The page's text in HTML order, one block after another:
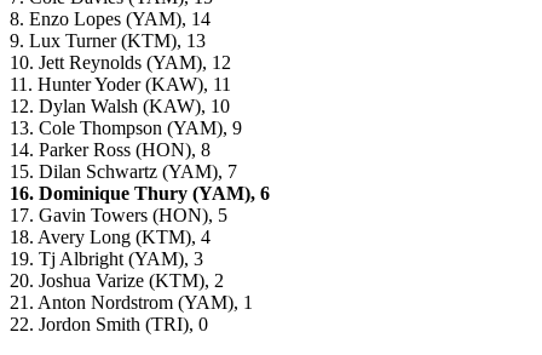
8. Enzo Lopes (YAM), 14
9. Lux Turner (KTM), 13
10. Jett Reynolds (YAM), 12
11. Hunter Yoder (KAW), 11
12. Dylan Walsh (KAW), 10
13. Cole Thompson (YAM), 9
14. Parker Ross (HON), 8
15. Dilan Schwartz (YAM), 7
16. Dominique Thury (YAM), 6
17. Gavin Towers (HON), 5
18. Avery Long (KTM), 4
19. Tj Albright (YAM), 3
20. Joshua Varize (KTM), 2
21. Anton Nordstrom (YAM), 1
22. Jordon Smith (TRI), 0